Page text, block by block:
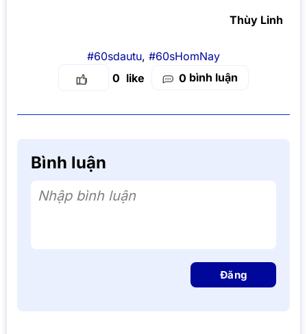
Thùy Linh
#60sdautu, #60sHomNay
0
0 bình luận
Bình luận
Nhập bình luận
Đăng